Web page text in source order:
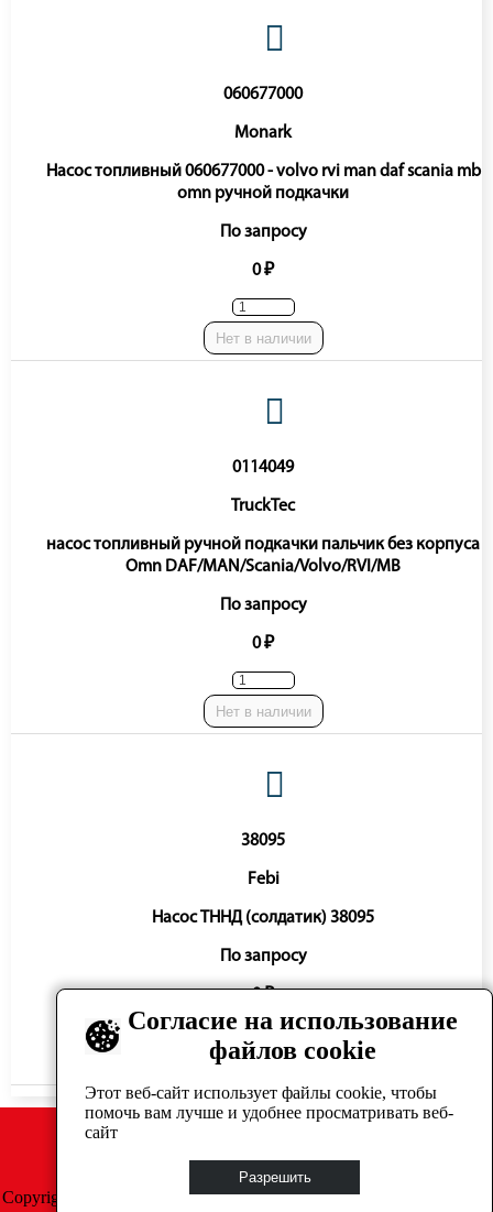
060677000
Monark
Насос топливный 060677000 - volvo rvi man daf scania mb
omn ручной подкачки
По запросу
0 ₽
Нет в наличии
0114049
TruckTec
насос топливный ручной подкачки пальчик без корпуса
Omn DAF/MAN/Scania/Volvo/RVI/MB
По запросу
0 ₽
Нет в наличии
38095
Febi
Насос ТННД (солдатик) 38095
По запросу
0 ₽
Нет в наличии
Согласие на использование
файлов cookie
Этот веб-сайт использует файлы cookie, чтобы
помочь вам лучше и удобнее просматривать веб-
сайт
Разрешить
Copyright © GrosAuto 2019 -